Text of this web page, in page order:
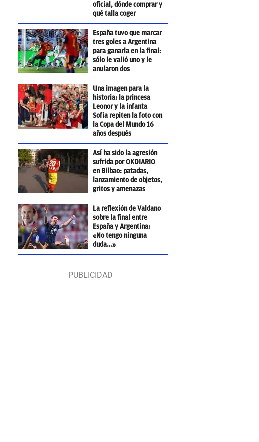
oficial, dónde comprar y
qué talla coger
España tuvo que marcar
tres goles a Argentina
para ganarla en la final:
sólo le valió uno y le
anularon dos
Una imagen para la
historia: la princesa
Leonor y la infanta
Sofía repiten la foto con
la Copa del Mundo 16
años después
Así ha sido la agresión
sufrida por OKDIARIO
en Bilbao: patadas,
lanzamiento de objetos,
gritos y amenazas
La reflexión de Valdano
sobre la final entre
España y Argentina:
«No tengo ninguna
duda…»